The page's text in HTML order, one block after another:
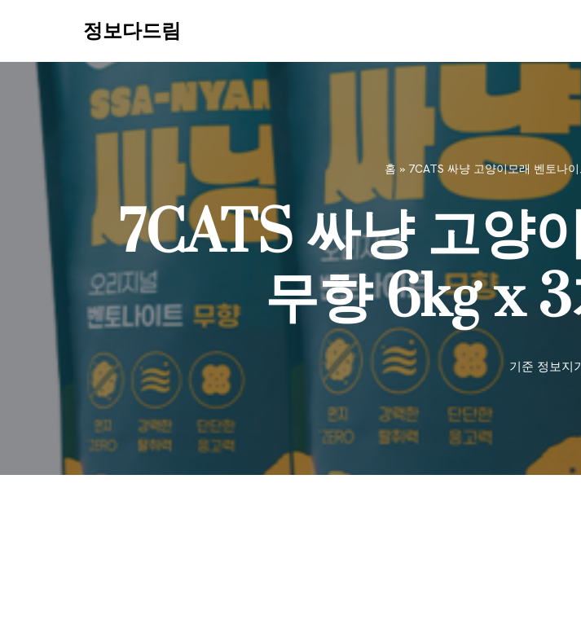
정보다드림
홈 » 7CATS 싸냥 고양이모래 벤토나
7CATS 싸냥 고양
무향 6kg x
기준 정보지